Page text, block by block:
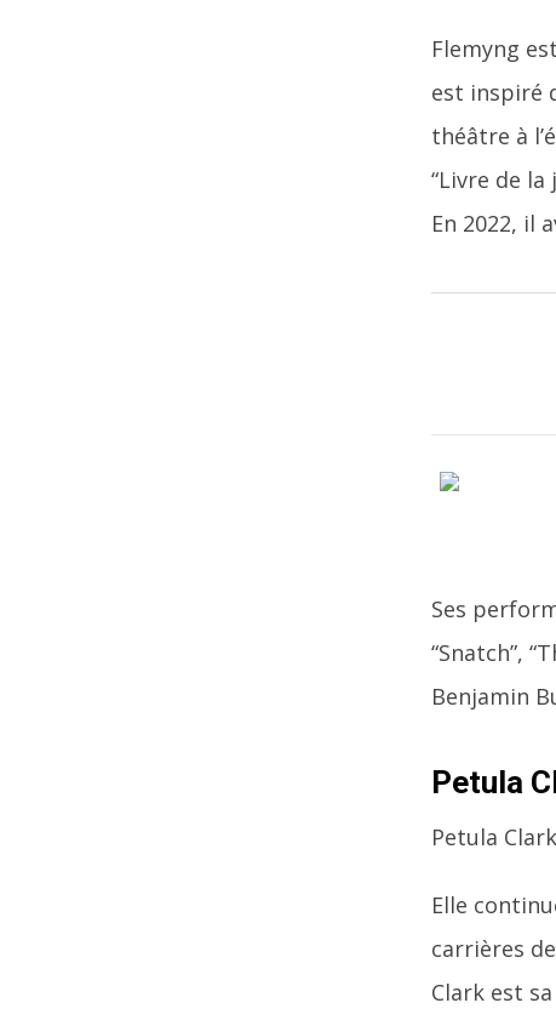
Flemyng
est inspiré
théâtre à
“Livre de la
En 2022, il
Ses
“Snatch”,
Benjamin
Petula
Petula
Elle
carrières
Clark est